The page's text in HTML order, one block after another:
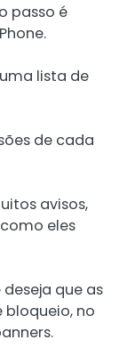
passo é
lista de
de cada
avisos,
eles
que as
no